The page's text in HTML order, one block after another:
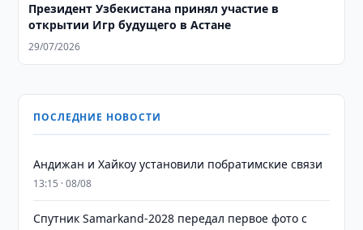
Президент Узбекистана принял участие в
открытии Игр будущего в Астане
29/07/2026
ПОСЛЕДНИЕ НОВОСТИ
Андижан и Хайкоу установили побратимские связи
13:15 · 08/08
Спутник Samarkand-2028 передал первое фото с